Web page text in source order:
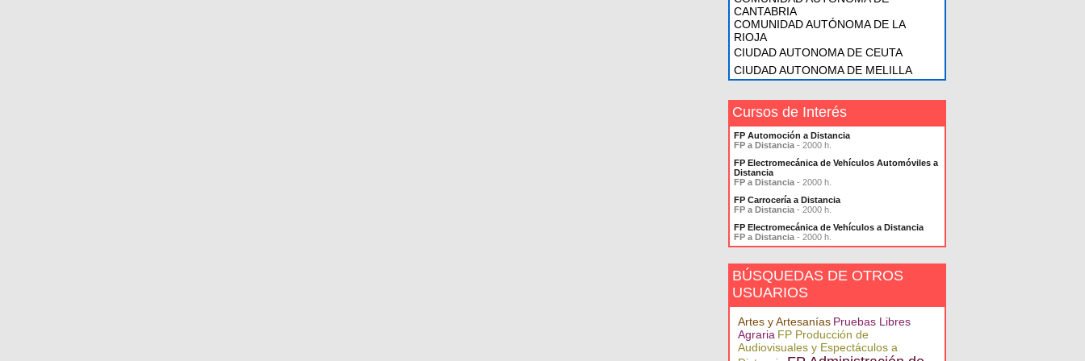
CANTABRIA
COMUNIDAD AUTÓNOMA DE LA
RIOJA
CIUDAD AUTONOMA DE CEUTA
CIUDAD AUTONOMA DE MELILLA
Cursos de Interés
FP Automoción a Distancia
FP a Distancia - 2000 h.
FP Electromecánica de Vehículos Automóviles a
Distancia
FP a Distancia - 2000 h.
FP Carrocería a Distancia
FP a Distancia - 2000 h.
FP Electromecánica de Vehículos a Distancia
FP a Distancia - 2000 h.
BÚSQUEDAS DE OTROS
USUARIOS
Artes y Artesanías Pruebas Libres
Agraria FP Producción de
Audiovisuales y Espectáculos a